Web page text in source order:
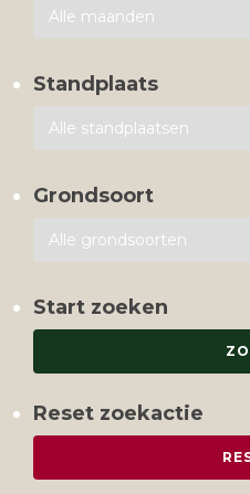
Standplaats
Grondsoort
Start zoeken
Reset zoekactie